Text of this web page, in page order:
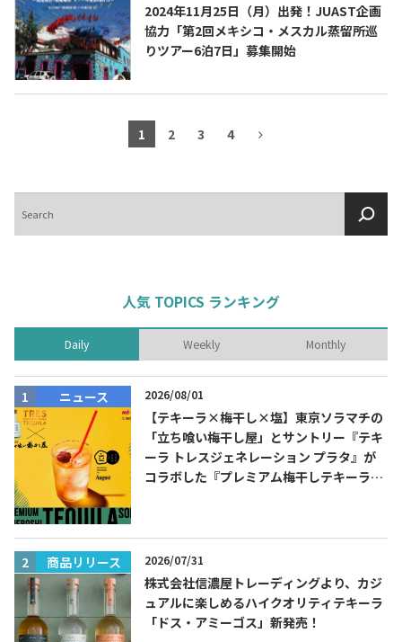
2024年11月25日（月）出発！JUAST企画
協力「第2回メキシコ・メスカル蒸留所巡
りツアー6泊7日」募集開始
1 2 3 4
索
人気 TOPICS ランキング
Daily Weekly Monthly
ニュース 2026/08/01
【テキーラ×梅干し×塩】東京ソラマチの
「立ち喰い梅干し屋」とサントリー『テキ
ーラ トレスジェネレーション プラタ』が
コラボした『プレミアム梅干しテキーラソ
商品リリース 2026/07/31
株式会社信濃屋トレーディングより、カジ
ュアルに楽しめるハイクオリティテキーラ
「ドス・アミーゴス」新発売！